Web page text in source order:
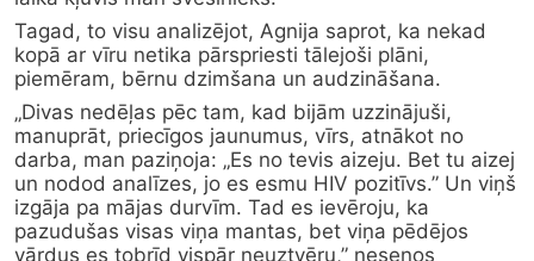
Tagad, to visu analizējot, Agnija saprot, ka nekad
kopā ar vīru netika pārspriesti tālejoši plāni,
piemēram, bērnu dzimšana un audzināšana.
„Divas nedēļas pēc tam, kad bijām uzzinājuši,
manuprāt, priecīgos jaunumus, vīrs, atnākot no
darba, man paziņoja: „Es no tevis aizeju. Bet tu aizej
un nodod analīzes, jo es esmu HIV pozitīvs.” Un viņš
izgāja pa mājas durvīm. Tad es ievēroju, ka
pazudušas visas viņa mantas, bet viņa pēdējos
vārdus es tobrīd vispār neuztvēru,” nesenos